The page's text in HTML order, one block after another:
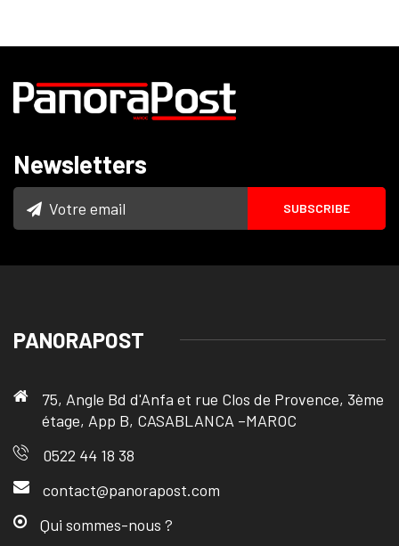
Newsletters
PANORAPOST
75, Angle Bd d'Anfa et rue Clos de Provence, 3ème
étage, App B, CASABLANCA –MAROC
0522 44 18 38
contact@panorapost.com
Qui sommes-nous ?